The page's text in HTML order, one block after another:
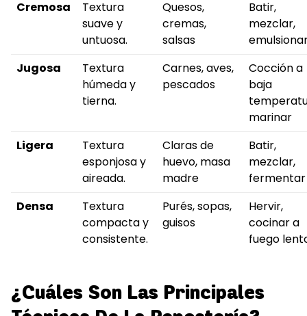
Cremosa
Textura
suave y
untuosa.
Quesos,
cremas,
salsas
Batir,
mezclar,
Jugosa
Textura
húmeda y
tierna.
Carnes, aves,
pescados
Cocción a
baja
marinar
Ligera
Textura
esponjosa y
aireada.
Claras de
huevo, masa
madre
Batir,
mezclar,
fermentar
Densa
Textura
compacta y
consistente.
Purés, sopas,
guisos
Hervir,
cocinar a
fuego
¿Cuáles Son Las Principales